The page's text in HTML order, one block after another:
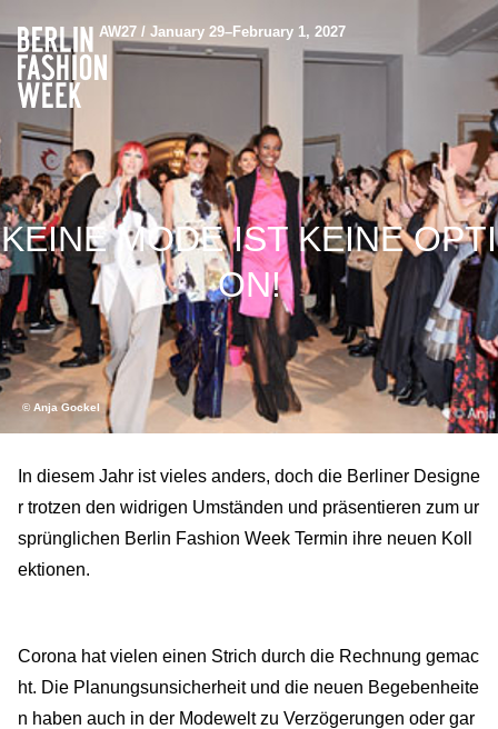
AW27 / January 29–February 1, 2027
KEINE MODE IST KEINE OPTI
ON!
© Anja Gockel
In diesem Jahr ist vieles anders, doch die Berliner Designe
r trotzen den widrigen Umständen und präsentieren zum ur
sprünglichen Berlin Fashion Week Termin ihre neuen Koll
ektionen.
Corona hat vielen einen Strich durch die Rechnung gemac
ht. Die Planungsunsicherheit und die neuen Begebenheite
n haben auch in der Modewelt zu Verzögerungen oder gar